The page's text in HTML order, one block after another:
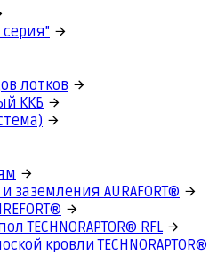
лотков
ККБ
AURAFORT®
RFL
кровли TECHNORAPTOR®